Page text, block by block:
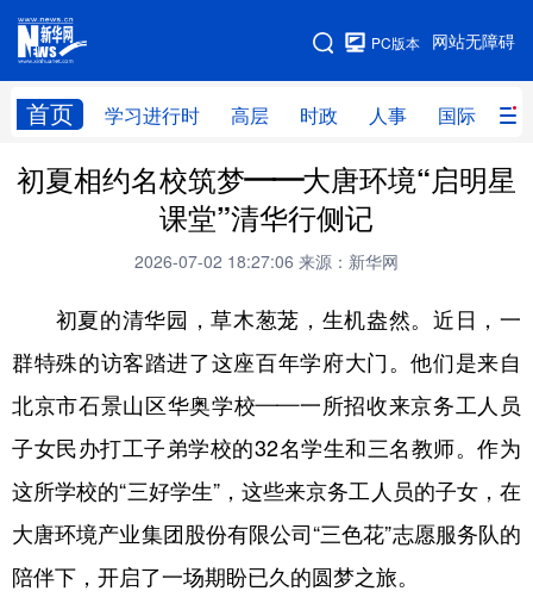
网站无障碍
PC版本
首页 学习进行时 高层 时政 人事 国际 财
网站地图
学习进行时 高层 时政 人事
财经 网评
科技 科创 量子 体育
文化 健康 军事
法律 中央文件 金融 汽车
食品 人居 信息化 数字经济
学术中国 乡村振兴 银龄
初夏相约名校筑梦——大唐环境“启明星
课堂”清华行侧记
2026-07-02 18:27:06 来源：新华网
初夏的清华园，草木葱茏，生机盎然。近日，一
群特殊的访客踏进了这座百年学府大门。他们是来自
北京市石景山区华奥学校——一所招收来京务工人员
子女民办打工子弟学校的32名学生和三名教师。作为
这所学校的“三好学生”，这些来京务工人员的子女，在
大唐环境产业集团股份有限公司“三色花”志愿服务队的
陪伴下，开启了一场期盼已久的圆梦之旅。